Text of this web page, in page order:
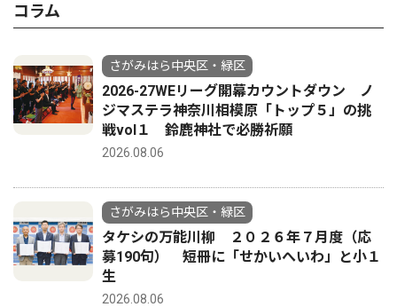
コラム
さがみはら中央区・緑区
2026-27WEリーグ開幕カウントダウン ノ
ジマステラ神奈川相模原「トップ５」の挑
戦vol１ 鈴鹿神社で必勝祈願
2026.08.06
さがみはら中央区・緑区
タケシの万能川柳 ２０２６年７月度（応
募190句） 短冊に「せかいへいわ」と小１
生
2026.08.06